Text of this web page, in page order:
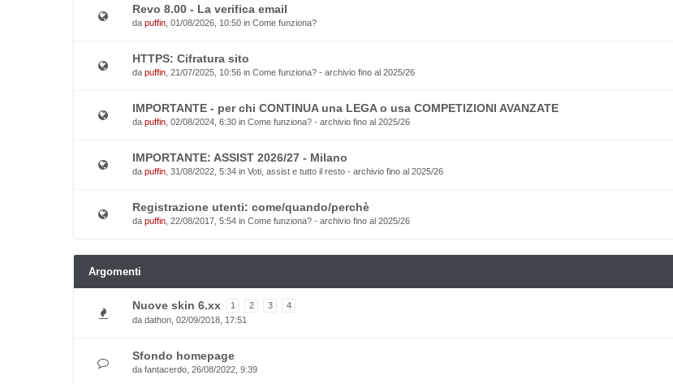
Revo 8.00 - La verifica email
da puffin , 01/08/2026, 10:50 in Come funziona?
HTTPS: Cifratura sito
da puffin , 21/07/2025, 10:56 in Come funziona? - archivio fino al 2025/26
IMPORTANTE - per chi CONTINUA una LEGA o usa COMPETIZIONI AVANZATE
da puffin , 02/08/2024, 6:30 in Come funziona? - archivio fino al 2025/26
IMPORTANTE: ASSIST 2026/27 - Milano
da puffin , 31/08/2022, 5:34 in Voti, assist e tutto il resto - archivio fino al 2025/26
Registrazione utenti: come/quando/perchè
da puffin , 22/08/2017, 5:54 in Come funziona? - archivio fino al 2025/26
Argomenti
Nuove skin 6.xx 1 2 3
4
da dathon , 02/09/2018, 17:51
Sfondo homepage
da fantacerdo , 26/08/2022, 9:39